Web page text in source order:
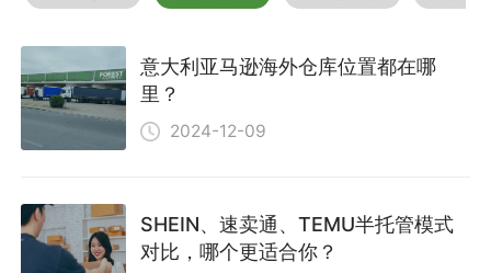
意大利亚马逊海外仓库位置都在哪
里？
2024-12-09
SHEIN、速卖通、TEMU半托管模式
对比，哪个更适合你？